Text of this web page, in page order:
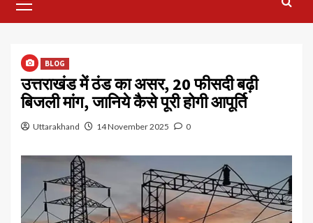
Menu
BLOG
उत्तराखंड में ठंड का असर, 20 फीसदी बढ़ी
बिजली मांग, जानिये कैसे पूरी होगी आपूर्ति
Uttarakhand 14 November 2025 0